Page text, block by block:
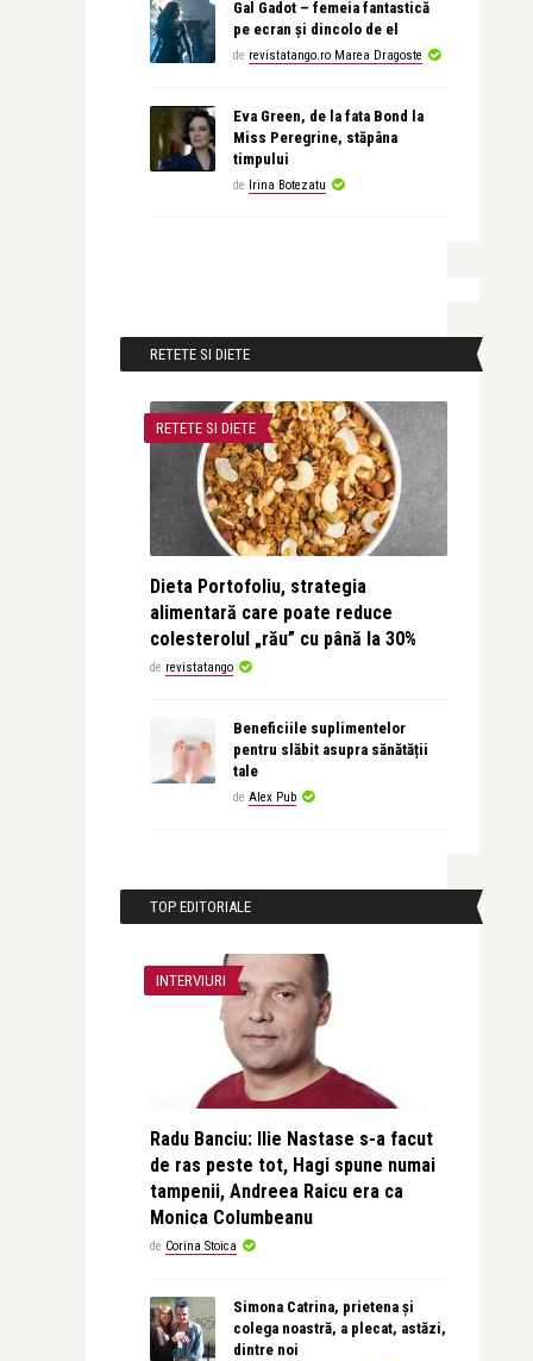
Gal Gadot – femeia fantastică
pe ecran și dincolo de el
de revistatango.ro Marea Dragoste
Eva Green, de la fata Bond la
Miss Peregrine, stăpâna
timpului
de Irina Botezatu
RETETE SI DIETE
RETETE SI DIETE
Dieta Portofoliu, strategia
alimentară care poate reduce
colesterolul „rău” cu până la 30%
de revistatango
Beneficiile suplimentelor
pentru slăbit asupra sănătății
tale
de Alex Pub
TOP EDITORIALE
INTERVIURI
Radu Banciu: Ilie Nastase s-a facut
de ras peste tot, Hagi spune numai
tampenii, Andreea Raicu era ca
Monica Columbeanu
de Corina Stoica
Simona Catrina, prietena și
colega noastră, a plecat, astăzi,
dintre noi